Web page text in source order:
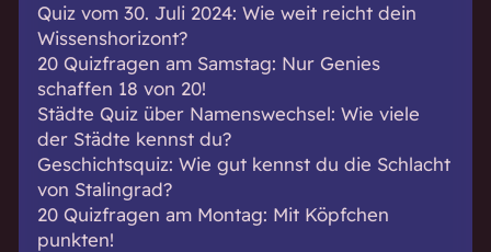
Quiz vom 30. Juli 2024: Wie weit reicht dein
Wissenshorizont?
20 Quizfragen am Samstag: Nur Genies
schaffen 18 von 20!
Städte Quiz über Namenswechsel: Wie viele
der Städte kennst du?
Geschichtsquiz: Wie gut kennst du die Schlacht
von Stalingrad?
20 Quizfragen am Montag: Mit Köpfchen
punkten!